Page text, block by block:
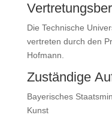
Die Technische
vertreten durch den
Hofmann.
Zuständige
Bayerisches
Kunst